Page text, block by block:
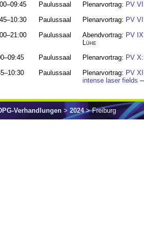
Paulussaal Plenarvortrag: PV
Paulussaal Plenarvortrag: PV
Paulussaal Abendvortrag: PV
Lühe
Paulussaal Plenarvortrag: PV
Paulussaal Plenarvortrag: PV
intense laser fields
Verhandlungen > 2024> Freiburg